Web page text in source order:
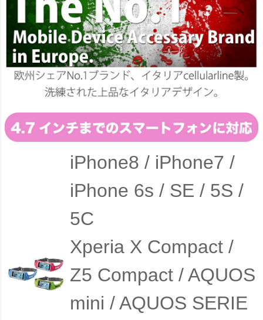
iPhone8 / iPhone7 /
iPhone 6s / SE / 5S /
5C
Xperia X Compact /
Z5 Compact / AQUOS
mini / AQUOS SERIE